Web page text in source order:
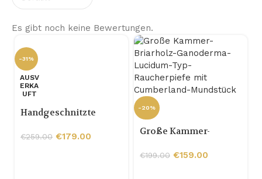
Es gibt noch keine Bewertungen.
-31%
AUSV
ERKA
UFT
Handgeschnitzte
Sandgestrahlte 9-mm-
€259.00 €179.00
-20%
Große Kammer-
Lucidum-Typ-
€199.00 €159.00